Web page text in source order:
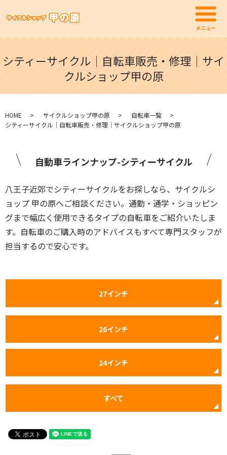
メ
メニュー
シティーサイクル｜自転車販売・修理｜サイ
クルショップ甲の原
HOME サイクルショップ甲の原
自転車一覧
シティーサイクル｜自転車販売・修理｜サイクルショップ甲の原
自動車ラインナップ-シティーサイクル
八王子近郊でシティーサイクルをお探しなら、サイクルシ
ョップ 甲の原へご相談ください。通勤・通学・ショッピン
グまで幅広く使用できるタイプの自転車をご紹介いたしま
す。自転車のご購入時のアドバイスもすべて専門スタッフが
担当するので安心です。
27インチ
26インチ
24インチ
すべて